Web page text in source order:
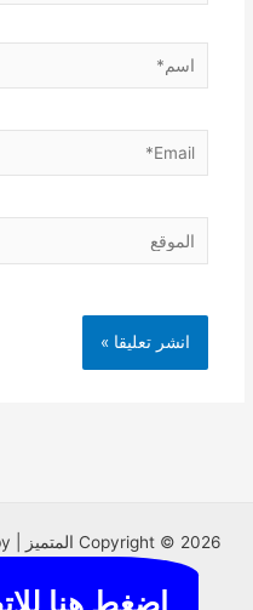
اضغط هنا
اسم*
Email*
الموقع
Copyright © 2026 المتميز | Powered by